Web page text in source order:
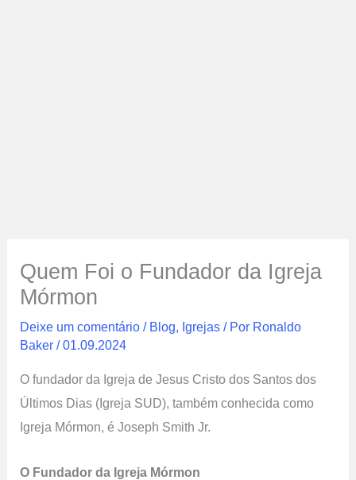
Quem Foi o Fundador da Igreja
Mórmon
Deixe um comentário / Blog, Igrejas / Por Ronaldo
Baker/01.09.2024
O fundador da Igreja de Jesus Cristo dos Santos dos
Últimos Dias (Igreja SUD), também conhecida como
Igreja Mórmon, é Joseph Smith Jr.
O Fundador da Igreja Mórmon